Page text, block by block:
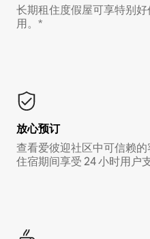
长期租住度假屋可享特别
用。*
放心预订
查看爱彼迎社区中可信赖
住宿期间享受 24 小时用户支